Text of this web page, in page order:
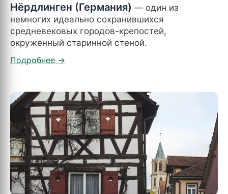
Нёрдлинген (Германия) — один из
немногих идеально сохранившихся
средневековых городов-крепостей,
окруженный старинной стеной.